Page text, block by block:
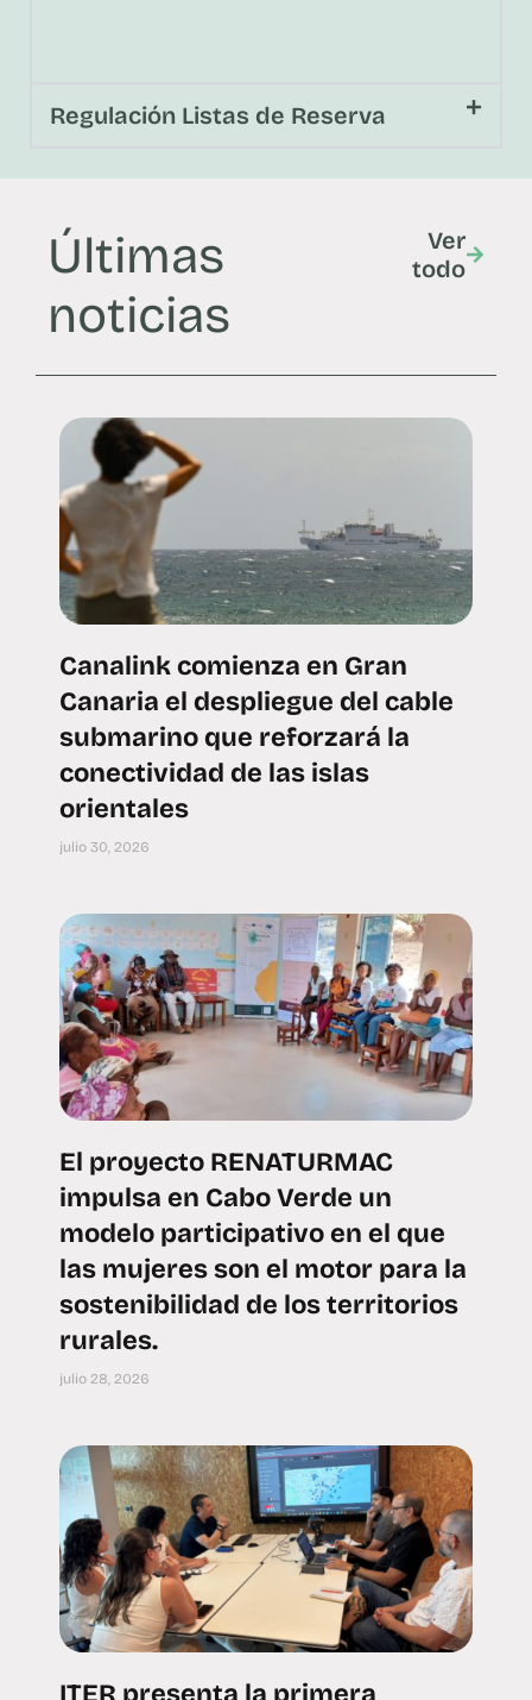
Regulación Listas de Reserva
Últimas
noticias
Ver
todo
Canalink comienza en Gran
Canaria el despliegue del cable
submarino que reforzará la
conectividad de las islas
orientales
julio 30, 2026
El proyecto RENATURMAC
impulsa en Cabo Verde un
modelo participativo en el que
las mujeres son el motor para la
sostenibilidad de los territorios
rurales.
julio 28, 2026